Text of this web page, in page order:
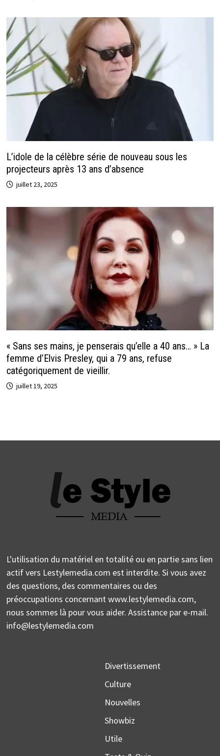
L’idole de la célèbre série de nouveau sous les
projecteurs après 13 ans d’absence
juillet 23, 2025
« Sans ses mains, je penserais qu’elle a 40 ans… » La
femme d’Elvis Presley, qui a 79 ans, refuse
catégoriquement de vieillir.
juillet 19, 2025
L'utilisation du matériel en totalité ou en partie sans lien
actif vers Lestylemedia.com est interdite. Si vous avez
des questions, des commentaires ou des
préoccupations concernant www.lestylemedia.com,
nous sommes là pour vous aider. Assistance par e-mail.
info@lestylemedia.com
Divertissement
Culture
Nouvelles
Showbiz
Utile